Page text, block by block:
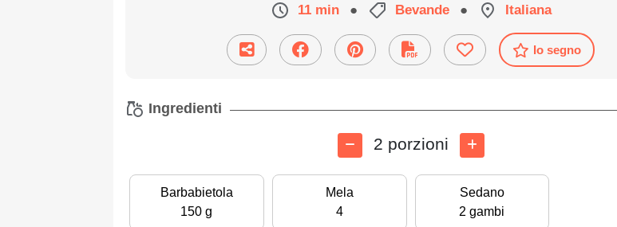
11 min ● Bevande ● Italiana
Io segno
Ingredienti
2 porzioni
Barbabietola
150 g
Mela
4
Sedano
2 gambi